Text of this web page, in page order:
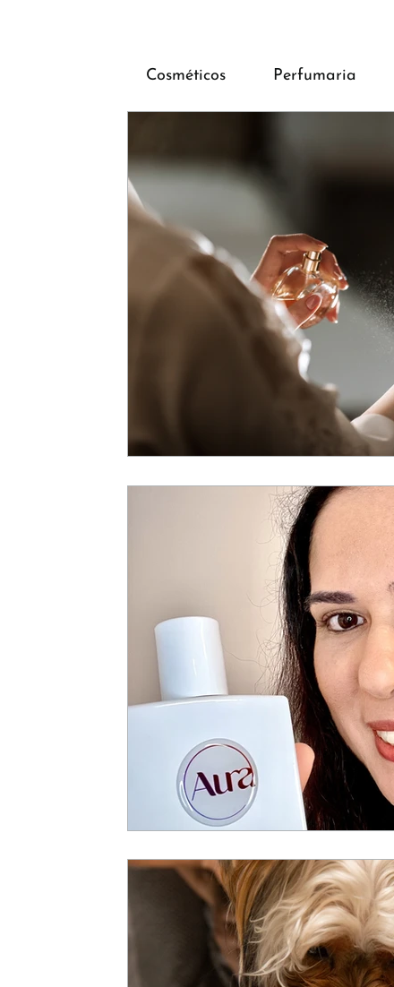
Cosméticos Perfumaria